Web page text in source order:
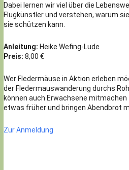
Dabei lernen wir viel über die
Flugkünstler und verstehen, warum
sie schützen kann.
Anleitung: Heike Wefing-Lude
Preis: 8,00 €
Wer Fledermäuse in Aktion erleben
der Fledermauswanderung durchs
können auch Erwachsene
etwas früher und bringen Abendbrot
Zur Anmeldung